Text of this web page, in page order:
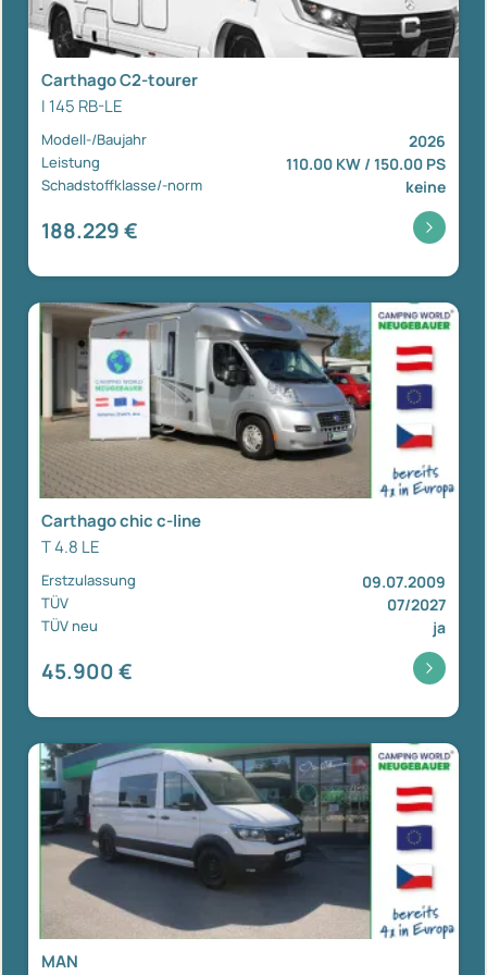
Carthago C2-tourer
I 145 RB-LE
Modell-/Baujahr 2026
Leistung 110.00 KW / 150.00 PS
Schadstoffklasse/-norm keine
188.229 €
Carthago chic c-line
T 4.8 LE
Erstzulassung 09.07.2009
TÜV 07/2027
TÜV neu ja
45.900 €
MAN